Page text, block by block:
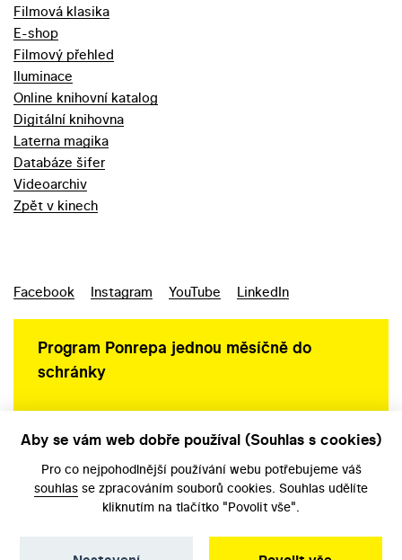
Filmová klasika
E-shop
Filmový přehled
Iluminace
Online knihovní katalog
Digitální knihovna
Laterna magika
Databáze šifer
Videoarchiv
Zpět v kinech
Facebook Instagram YouTube LinkedIn
Program Ponrepa jednou měsíčně do
schránky
Aby se vám web dobře používal (Souhlas s cookies)
Pro co nejpohodlnější používání webu potřebujeme váš
souhlas se zpracováním souborů cookies. Souhlas udělíte
kliknutím na tlačítko "Povolit vše".